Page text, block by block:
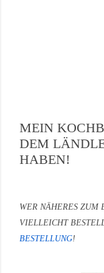
MEIN
DEM
HABEN!
WER NÄHERES ZUM
VIELLEICHT
BESTELLUNG!